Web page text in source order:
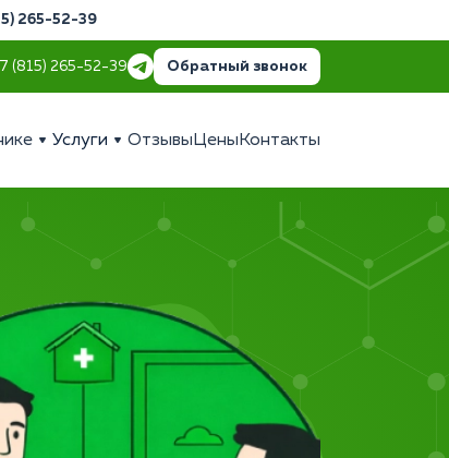
265-52-39
(815) 265-52-39 Обратный звонок
Услуги Отзывы Цены Контакты